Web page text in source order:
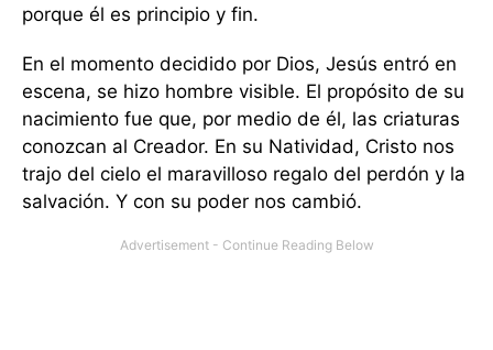
porque él es principio y fin.
En el momento decidido por Dios, Jesús entró en
escena, se hizo hombre visible. El propósito de su
nacimiento fue que, por medio de él, las criaturas
conozcan al Creador. En su Natividad, Cristo nos
trajo del cielo el maravilloso regalo del perdón y la
salvación. Y con su poder nos cambió.